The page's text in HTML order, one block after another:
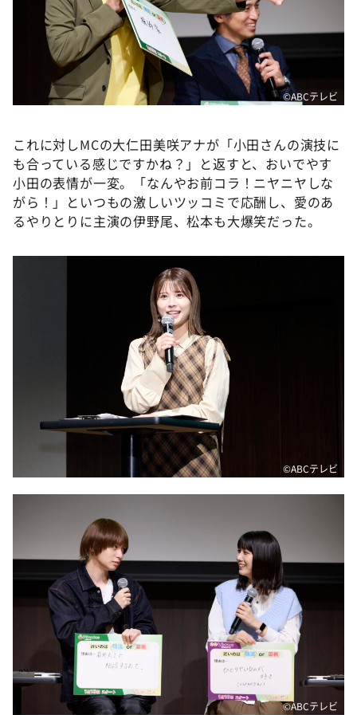
©️ABCテレビ
これに対しMCの大仁田美咲アナが「小田さんの演技に
も合っている感じですかね？」と返すと、おいでやす
小田の表情が一変。「なんやお前コラ！ニヤニヤしな
がら！」といつもの激しいツッコミで応酬し、愛のあ
るやりとりに主演の伊野尾、松本も大爆笑だった。
©️ABCテレビ
©️ABCテレビ